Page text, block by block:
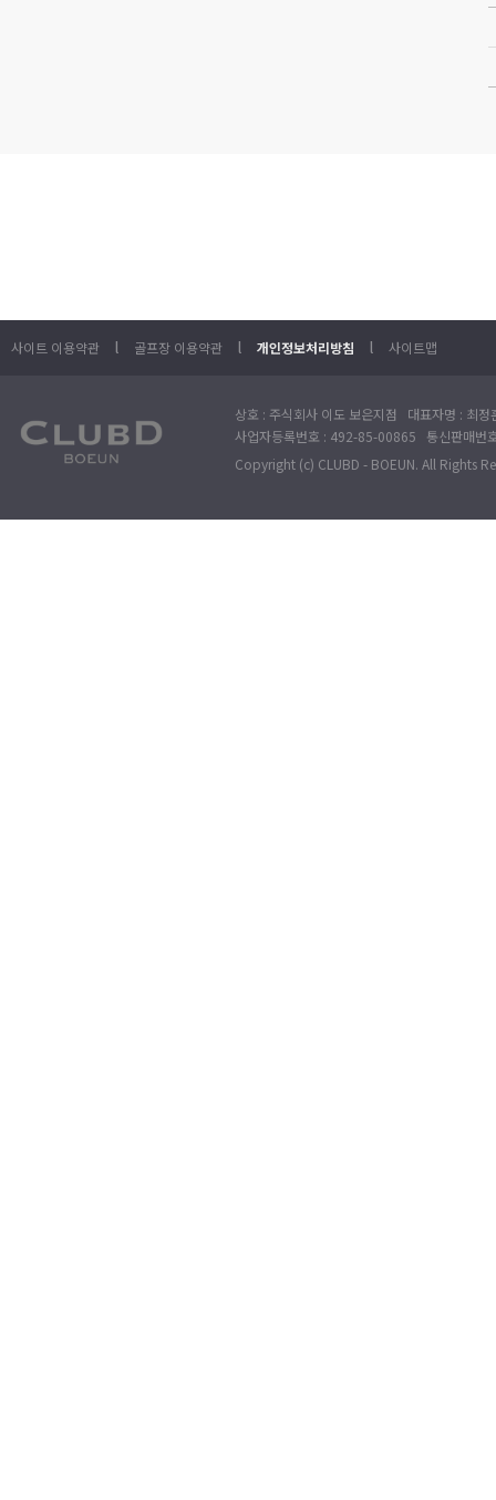
사이트 이용약관 l 골프장 이용약관 l 개인정보처리방침 l 사이트맵
상호 : 주식회사 이도 보은지점 대표자명 : 최
사업자등록번호 : 492-85-00865 통신판매
Copyright (c) CLUBD - BOEUN. All Rights